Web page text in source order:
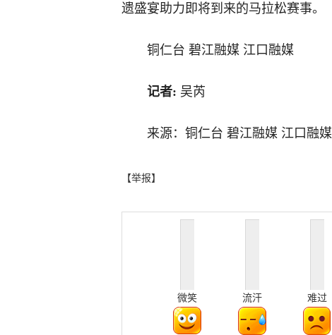
遗盛宴助力即将到来的马拉松赛事。
铜仁台 碧江融媒 江口融媒
记者: 吴芮
来源：铜仁台 碧江融媒 江口融媒
【举报】
微笑 流汗 难过